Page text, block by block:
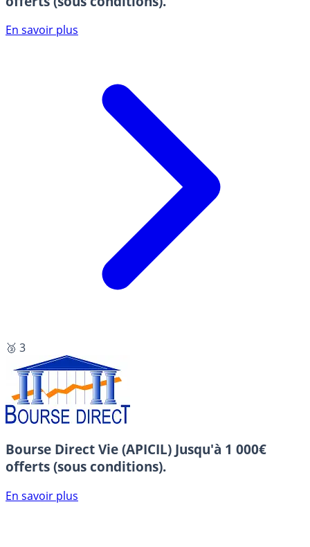
En savoir plus
🥉 3
Bourse Direct Vie (APICIL) Jusqu'à 1 000€
offerts (sous conditions).
En savoir plus